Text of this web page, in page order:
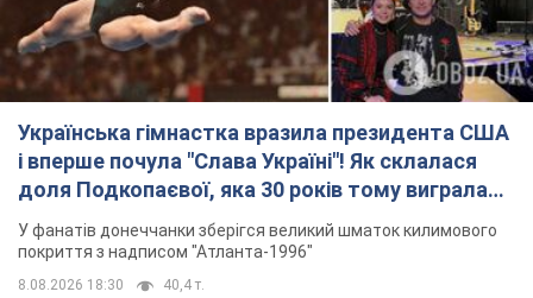
Українська гімнастка вразила президента США
і вперше почула "Слава Україні"! Як склалася
доля Подкопаєвої, яка 30 років тому виграла
"золото" Олімпіади
У фанатів донеччанки зберігся великий шматок килимового
покриття з надписом "Атланта-1996"
8.08.2026 18:30 40,4 т.